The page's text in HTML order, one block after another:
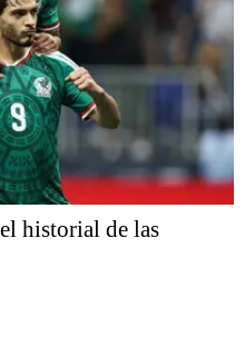
historial de las